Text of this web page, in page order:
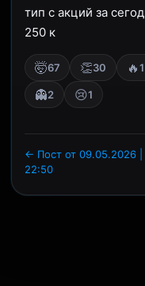
тип с акций за
250 к
🤯67 👏30 🔥
👻2 😢1
← Пост от 09.05.2026 |
22:50